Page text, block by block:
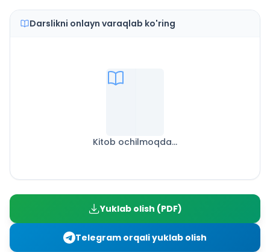
6-mavzu: XVI–XVIII asrlarda xalqaro munosabatlar
8-mavzu: Buyuk fransuz burjua inqilobining
yakunlanishi va tarixiy ahamiyati
Qo‘shma Shtatlarining tashkil topishi
13-mavzu: XVI–XVIII asrlarda Osiyo mamlakatlari
rivojlanishining asosiy xususiyatlari
14-mavzu: XVI–XVIII asrlarda Xitoy
15-mavzu: XVI–XVIII asrlarda Hindiston
Darslikni onlayn varaqlab ko'ring
Kitob ochilmoqda...
Yuklab olish (PDF)
Telegram orqali yuklab olish